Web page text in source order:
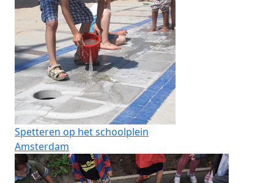
Spetteren op het schoolplein
Amsterdam